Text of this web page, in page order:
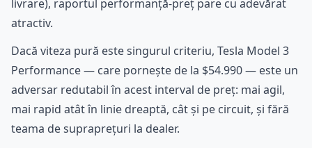
livrare), raportul performanță-preț pare cu adevărat
atractiv.
Dacă viteza pură este singurul criteriu, Tesla Model 3
Performance — care pornește de la $54.990 — este un
adversar redutabil în acest interval de preț: mai agil,
mai rapid atât în linie dreaptă, cât și pe circuit, și fără
teama de supraprețuri la dealer.